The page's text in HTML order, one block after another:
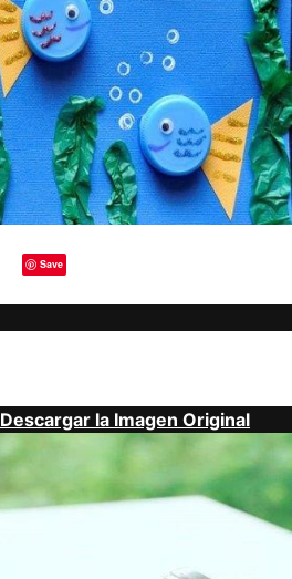
Save
Descargar la Imagen Original